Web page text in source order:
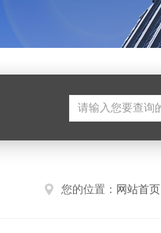
您的位置： 网站首页